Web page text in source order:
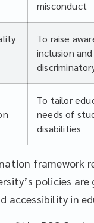
misconduct
To raise
inclusion
To tailor
needs of
disabilities
framework
policies
accessibility in